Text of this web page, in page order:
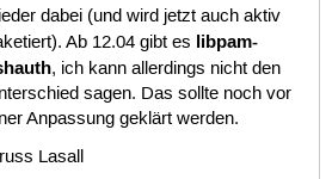
dabei (und wird jetzt auch aktiv
Ab 12.04 gibt es libpam-
, ich kann allerdings nicht den
sagen. Das sollte noch vor
Anpassung geklärt werden.
Lasall